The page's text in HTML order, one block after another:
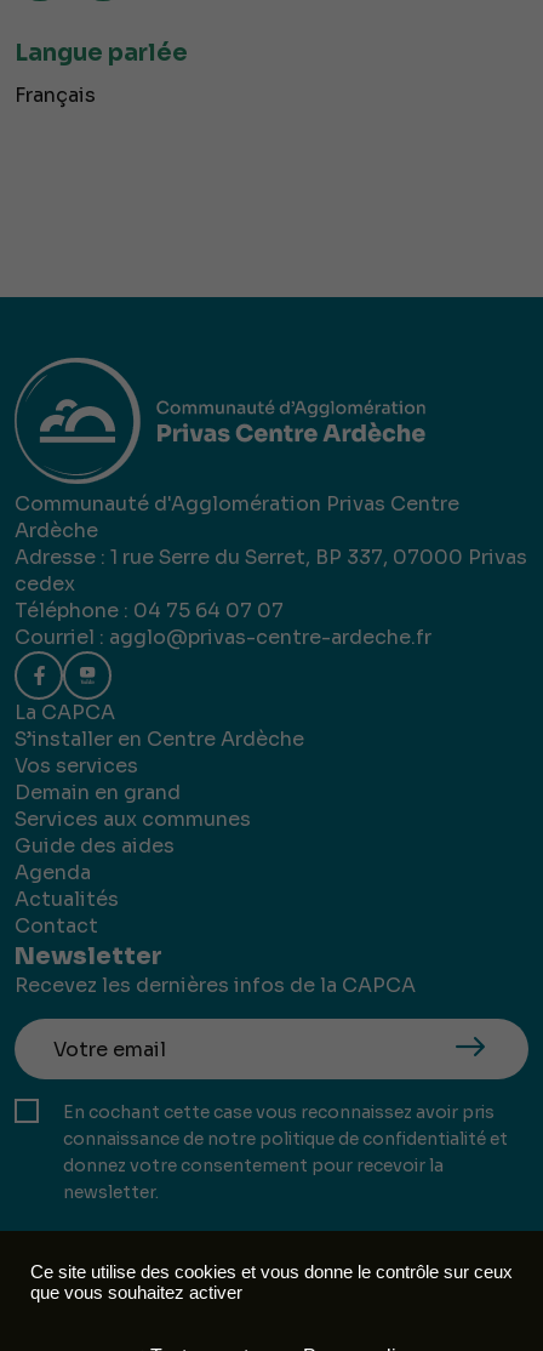
Langue parlée
Français
Communauté d'Agglomération Privas Centre
Ardèche
Adresse : 1 rue Serre du Serret, BP 337, 07000 Privas
cedex
Téléphone : 04 75 64 07 07
Courriel : agglo@privas-centre-ardeche.fr
La CAPCA
S’installer en Centre Ardèche
Vos services
Demain en grand
Services aux communes
Guide des aides
Agenda
Actualités
Contact
Newsletter
Recevez les dernières infos de la CAPCA
En cochant cette case vous reconnaissez avoir pris
connaissance de notre politique de confidentialité et
donnez votre consentement pour recevoir la
newsletter.
Ce site utilise des cookies et vous donne le contrôle sur ceux
que vous souhaitez activer